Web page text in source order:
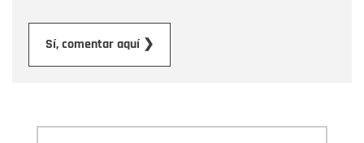
Sí, comentar aquí ❯